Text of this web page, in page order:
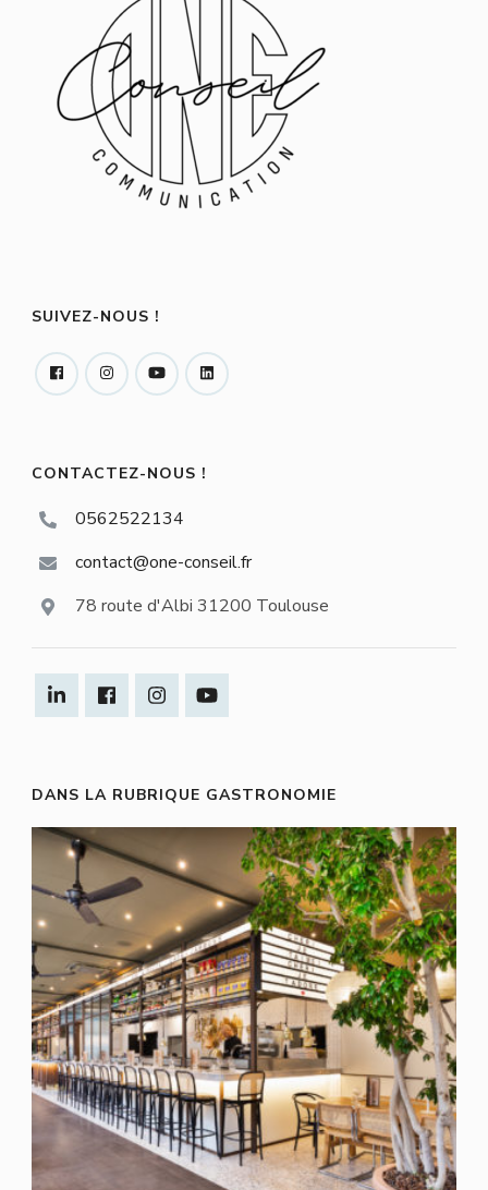
SUIVEZ-NOUS !
CONTACTEZ-NOUS !
0562522134
contact@one-conseil.fr
78 route d'Albi 31200 Toulouse
DANS LA RUBRIQUE GASTRONOMIE